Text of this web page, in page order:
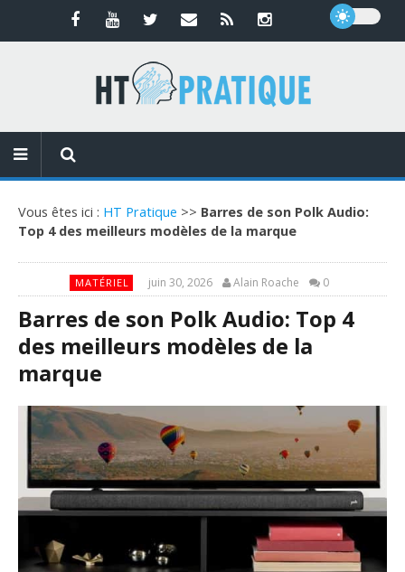
Vous êtes ici : HT Pratique >> Barres de son Polk Audio:
Top 4 des meilleurs modèles de la marque
MATÉRIEL juin 30, 2026 Alain Roache 0
Barres de son Polk Audio: Top 4
des meilleurs modèles de la
marque